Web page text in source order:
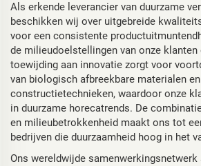
Als erkende leverancier van duurzame
beschikken wij over uitgebreide
voor een consistente
de milieudoelstellingen van onze klanten
toewijding aan innovatie zorgt voor
van biologisch afbreekbare materialen en
constructietechnieken, waardoor onze
in duurzame horecatrends. De
en milieubetrokkenheid maakt ons tot
bedrijven die duurzaamheid hoog in het
Ons wereldwijde